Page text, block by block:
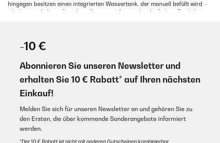
hingegen besitzen einen integrierten Wassertank, der manuell befüllt wird –
ideal, wenn du keine feste Installation möchtest oder die Anlage flexibel in
das Wasser temperiert. Es gibt einfache Auftisch-Osmoseanlagen, die
ausschließlich gefiltertes Kaltwasser liefern, sowie Komfort-Modelle mit
Tee oder Instant-Gerichte). Manche Geräte bieten außerdem eine integrierte
Remineralisierung, bei der nach der Umkehrosmose gezielt Mineralien
zurückgeführt werden, um Geschmack und Mineralstoffgehalt zu optimieren.
Moderne Auftisch-Umkehrosmoseanlagen unterscheiden sich zudem in der
Bedienung: Vom einfachen Drehknopf über Touch-Bedienfelder bis hin zu
smarten Modellen mit Display, Filterwechselanzeige oder sogar App-
Anbindung ist alles möglich. Je nach Platzangebot, Nutzungsverhalten und
Komfortwunsch findest du so vom kompakten Basismodell bis zur
-10 €
Abonnieren Sie unseren Newsletter und
erhalten Sie 10 € Rabatt* auf Ihren nächsten
Einkauf!
Melden Sie sich für unseren Newsletter an und gehören Sie zu
den Ersten, die über kommende Sonderangebote informiert
werden.
*Der 10 € Rabatt ist nicht mit anderen Gutscheinen kombinierbar.